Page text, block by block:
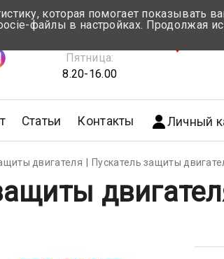
Понедельник-Четверг:
Пятница:
8.20-16.00
Статьи Контакты Личный
двигателя Пускатель защиты
которая помогает показывать
файлы в настройках. Продолжая